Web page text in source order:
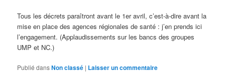
Tous les décrets paraîtront avant le 1er avril, c’est-à-dire avant la
mise en place des agences régionales de santé : j’en prends ici
l’engagement. (Applaudissements sur les bancs des groupes
UMP et NC.)
Publié dansNon classé | Laisser un commentaire